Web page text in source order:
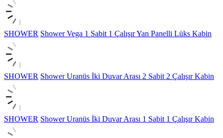
SHOWER Shower Vega 1 Sabit 1 Çalışır Yan Panelli Lüks Kabin
SHOWER Shower Uranüs İki Duvar Arası 2 Sabit 2 Çalışır Kabin
SHOWER Shower Uranüs İki Duvar Arası 1 Sabit 1 Çalışır Kabin